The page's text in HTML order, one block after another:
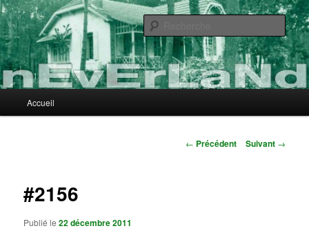
Aller
au
contenu
principalnEvErLaNd
principal
Accueil
Navigation
← Précédent Suivant →
#2156
Publié le22 décembre 2011